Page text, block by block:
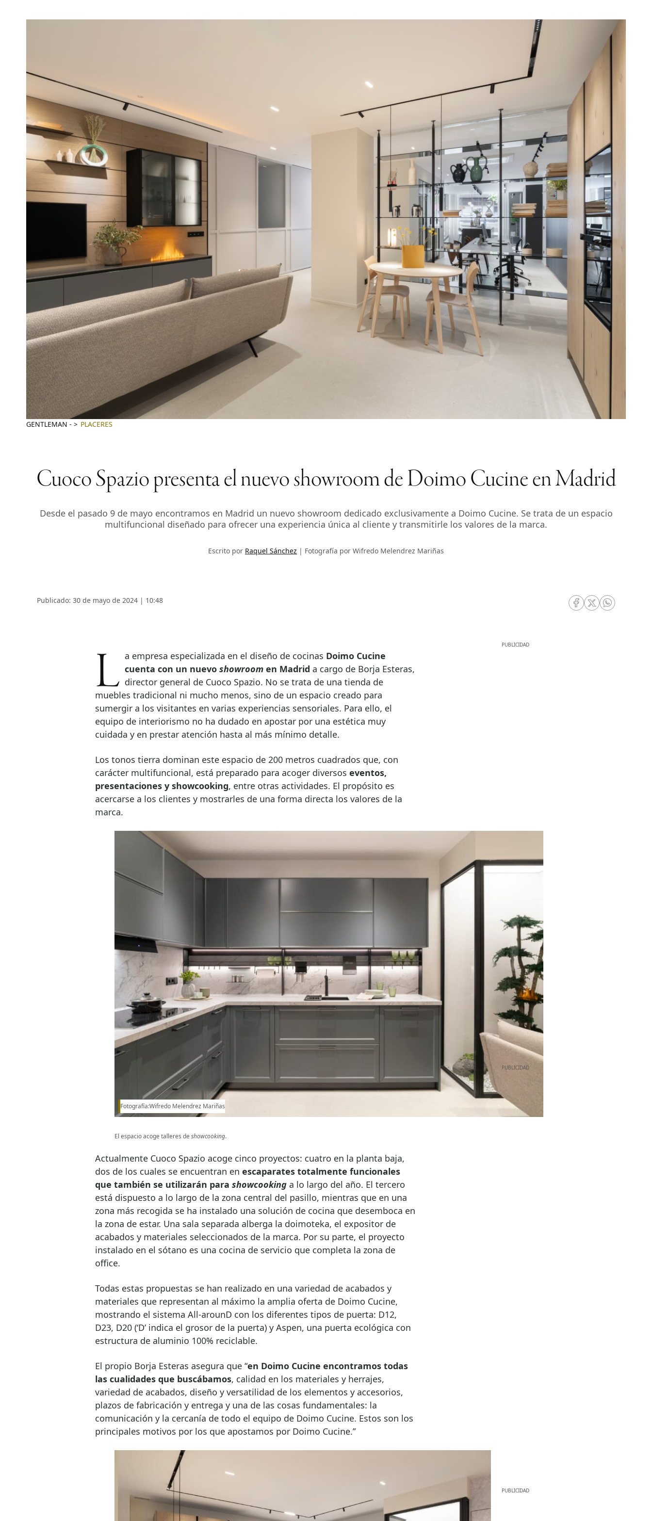
GENTLEMAN - PLACERES
Cuoco Spazio presenta el nuevo showroom de Doimo Cucine en Madrid
Desde el pasado 9 de mayo encontramos en Madrid un nuevo showroom dedicado exclusivamente a Doimo Cucine. Se trata de un espacio
multifuncional diseñado para ofrecer una experiencia única al cliente y transmitirle los valores de la marca.
Escrito por Raquel Sánchez Fotografía por Wifredo Melendrez Mariñas
Publicado: 30 de mayo de 2024 | 10:48
RRSS Facebook
RRSS Twitter
RRSS
La empresa especializada en el diseño de cocinas Doimo Cucine
cuenta con un nuevo showroom en Madrid a cargo de Borja Esteras,
director general de Cuoco Spazio. No se trata de una tienda de
muebles tradicional ni mucho menos, sino de un espacio creado para
sumergir a los visitantes en varias experiencias sensoriales. Para ello, el
equipo de interiorismo no ha dudado en apostar por una estética muy
cuidada y en prestar atención hasta al más mínimo detalle.
Los tonos tierra dominan este espacio de 200 metros cuadrados que, con
carácter multifuncional, está preparado para acoger diversos eventos,
presentaciones y showcooking, entre otras actividades. El propósito es
acercarse a los clientes y mostrarles de una forma directa los valores de la
marca.
Fotografía:Wifredo Melendrez Mariñas
El espacio acoge talleres deshowcooking.
Actualmente Cuoco Spazio acoge cinco proyectos: cuatro en la planta baja,
dos de los cuales se encuentran en escaparates totalmente funcionales
que también se utilizarán para showcooking a lo largo del año. El tercero
está dispuesto a lo largo de la zona central del pasillo, mientras que en una
zona más recogida se ha instalado una solución de cocina que desemboca en
la zona de estar. Una sala separada alberga la doimoteka, el expositor de
acabados y materiales seleccionados de la marca. Por su parte, el proyecto
instalado en el sótano es una cocina de servicio que completa la zona de
office.
Todas estas propuestas se han realizado en una variedad de acabados y
materiales que representan al máximo la amplia oferta de Doimo Cucine,
mostrando el sistema All-arounD con los diferentes tipos de puerta: D12,
D23, D20 (‘D’ indica el grosor de la puerta) y Aspen, una puerta ecológica con
estructura de aluminio 100% reciclable.
El propio Borja Esteras asegura que “en Doimo Cucine encontramos todas
las cualidades que buscábamos, calidad en los materiales y herrajes,
variedad de acabados, diseño y versatilidad de los elementos y accesorios,
plazos de fabricación y entrega y una de las cosas fundamentales: la
comunicación y la cercanía de todo el equipo de Doimo Cucine. Estos son los
principales motivos por los que apostamos por Doimo Cucine.”